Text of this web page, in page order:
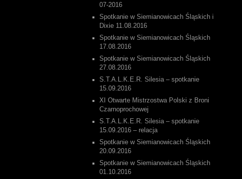
07-2016
Spotkanie w Siemianowicach Śląskich i
Dixie 11.08.2016
Spotkanie w Siemianowicach Śląskich
17.08.2016
Spotkanie w Siemianowicach Śląskich
27.08.2016
S.T.A.L.K.E.R. Silesia – spotkanie
15.09.2016
XI Otwarte Mistrzostwa Polski z Broni
Czarnoprochowej
S.T.A.L.K.E.R. Silesia – spotkanie
15.09.2016 – relacja
Spotkanie w Siemianowicach Śląskich
20.09.2016
Spotkanie w Siemianowicach Śląskich
01.10.2016